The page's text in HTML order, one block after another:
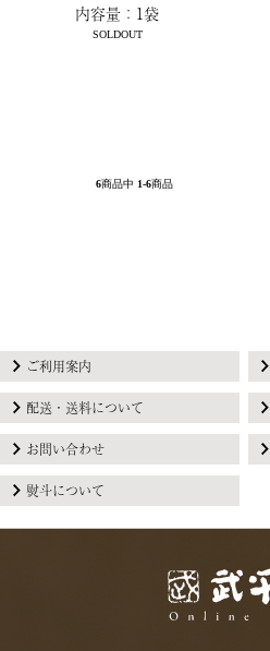
内容量：1袋
SOLDOUT
6商品中 1-6商品
ご利用案内
配送・送料について
お問い合わせ
熨斗について